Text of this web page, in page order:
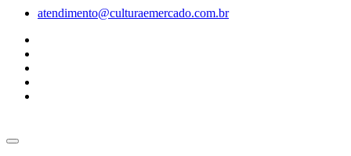
atendimento@culturaemercado.com.br